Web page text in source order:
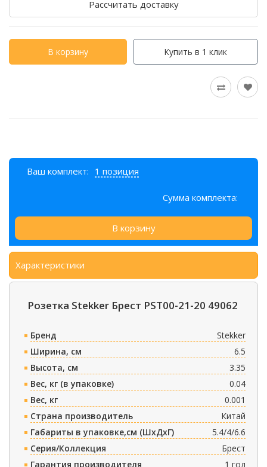
Рассчитать доставку
В корзину Купить в 1 клик
Ваш комплект: 1 позиция
Сумма комплекта:
В корзину
Характеристики
Розетка Stekker Брест PST00-21-20 49062
Бренд
Stekker
Ширина, см
6.5
Высота, см
3.35
Вес, кг (в упаковке)
0.04
Вес, кг
0.001
Страна производитель
Китай
Габариты в упаковке,см (ШxДxГ)
5.4/4/6.6
Серия/Коллекция
Брест
Гарантия производителя
1 год